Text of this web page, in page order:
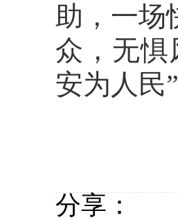
助，一场
众，无惧
安为人民
分享：